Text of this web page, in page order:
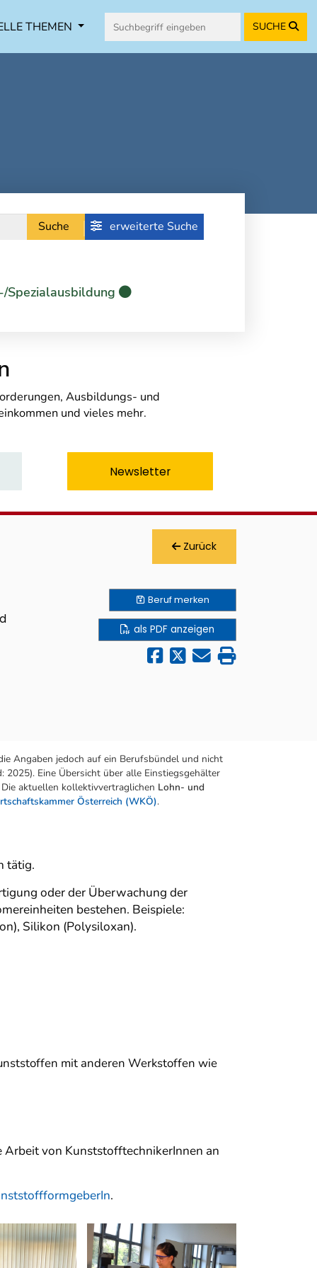
THEMEN SUCHE
Suche erweiterte Suche
Spezialausbildung
Ausbildungs- und
und vieles mehr.
Newsletter
Zurück
Berufmerken
als PDF anzeigen
Angaben jedoch auf ein Berufsbündel und nicht
Eine Übersicht über alle Einstiegsgehälter
Die aktuellen kollektivvertraglichen Lohn- und
Österreich (WKÖ).
tätig.
oder der Überwachung der
bestehen. Beispiele:
Silikon (Polysiloxan).
mit anderen Werkstoffen wie
Arbeit von KunststofftechnikerInnen an
.